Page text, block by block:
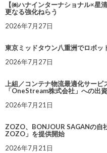
【㈱ハナインターナショナル×星
更なる強化ねらう
2026年7月27日
東京ミッドタウン八重洲でロボッ
2026年7月27日
上組／コンテナ物流最適化サービ
「OneStream株式会社」への出
2026年7月21日
ZOZO、BONJOUR SAGANの自
ZOZO」を提供開始
2026年7月21日